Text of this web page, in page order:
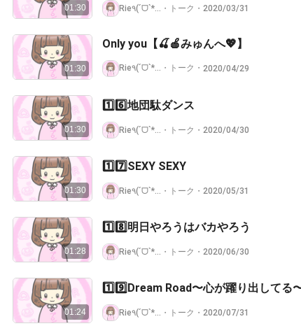
01:30 Rie٩(ˊᗜˋ*)وハロプロ♡低浮上
・ トーク ・ 2020/03/31
01:30
Only you【🍒🍎みゅんへ💖】
Rie٩(ˊᗜˋ*)وハロプロ♡低浮上
・ トーク ・ 2020/04/29
01:30
1️⃣6️⃣地団駄ダンス
Rie٩(ˊᗜˋ*)وハロプロ♡低浮上
・ トーク ・ 2020/04/30
01:30
1️⃣7️⃣SEXY SEXY
Rie٩(ˊᗜˋ*)وハロプロ♡低浮上
・ トーク ・ 2020/05/31
01:28
1️⃣8️⃣明日やろうはバカやろう
Rie٩(ˊᗜˋ*)وハロプロ♡低浮上
・ トーク ・ 2020/06/30
01:24
1️⃣9️⃣Dream Road〜心が躍り出してる
Rie٩(ˊᗜˋ*)وハロプロ♡低浮上
・ トーク ・ 2020/07/31